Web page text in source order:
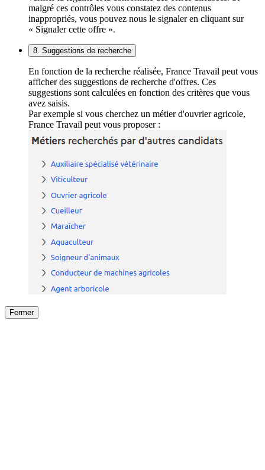
malgré ces contrôles vous constatez des contenus
inappropriés, vous pouvez nous le signaler en cliquant sur
« Signaler cette offre ».
8. Suggestions de recherche
En fonction de la recherche réalisée, France Travail peut vous
afficher des suggestions de recherche d'offres. Ces
suggestions sont calculées en fonction des critères que vous
avez saisis.
Par exemple si vous cherchez un métier d'ouvrier agricole,
France Travail peut vous proposer :
Fermer